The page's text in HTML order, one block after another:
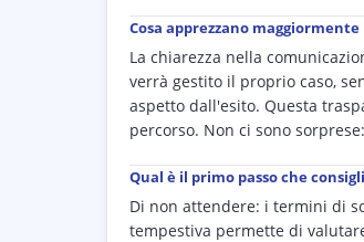
Cosa apprezzano
La chiarezza nella
verrà gestito il proprio caso,
aspetto dall'esito. Questa
percorso. Non ci sono
Qual è il primo passo che
Di non attendere: i termini di
tempestiva permette di